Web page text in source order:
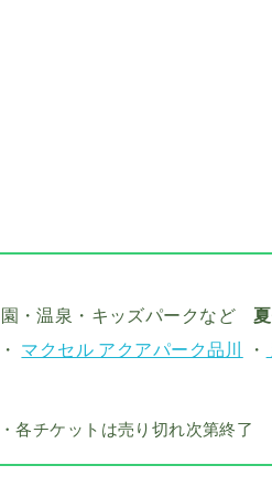
園・温泉・キッズパークなど
・ マクセル アクアパーク品川 ・
各チケットは売り切れ次第終了